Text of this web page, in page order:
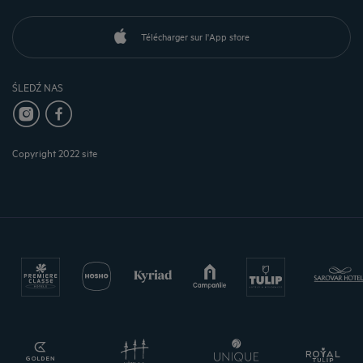
Télécharger sur l'App store
ŚLEDŹ NAS
Copyright 2022 site